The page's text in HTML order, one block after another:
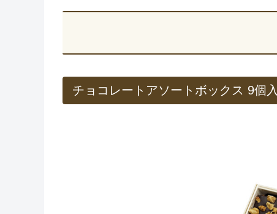
チョコレートアソートボックス 9個入